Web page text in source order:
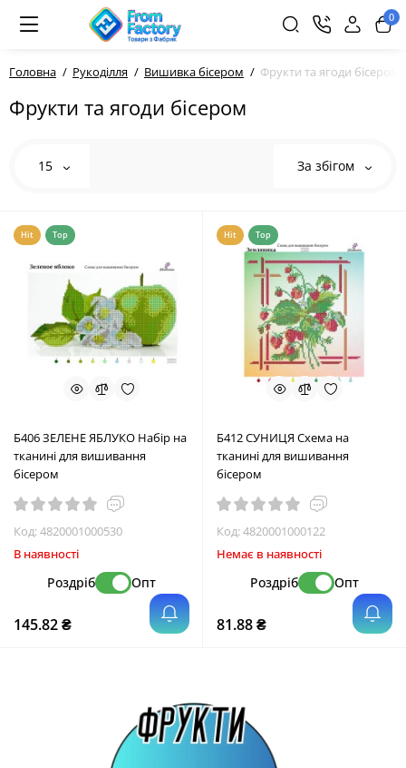
0
Головна Рукоділля Вишивка бісером Фрукти та ягоди бісером
Фрукти та ягоди бісером
15 За збігом
Hit Top
Б406 ЗЕЛЕНЕ ЯБЛУКО Набір на
тканині для вишивання
бісером
Код:4820001000530
В наявності
Роздріб Опт
145.82 ₴
Hit Top
Б412 СУНИЦЯ Схема на
тканині для вишивання
бісером
Код:4820001000122
Немає в наявності
Роздріб Опт
81.88 ₴